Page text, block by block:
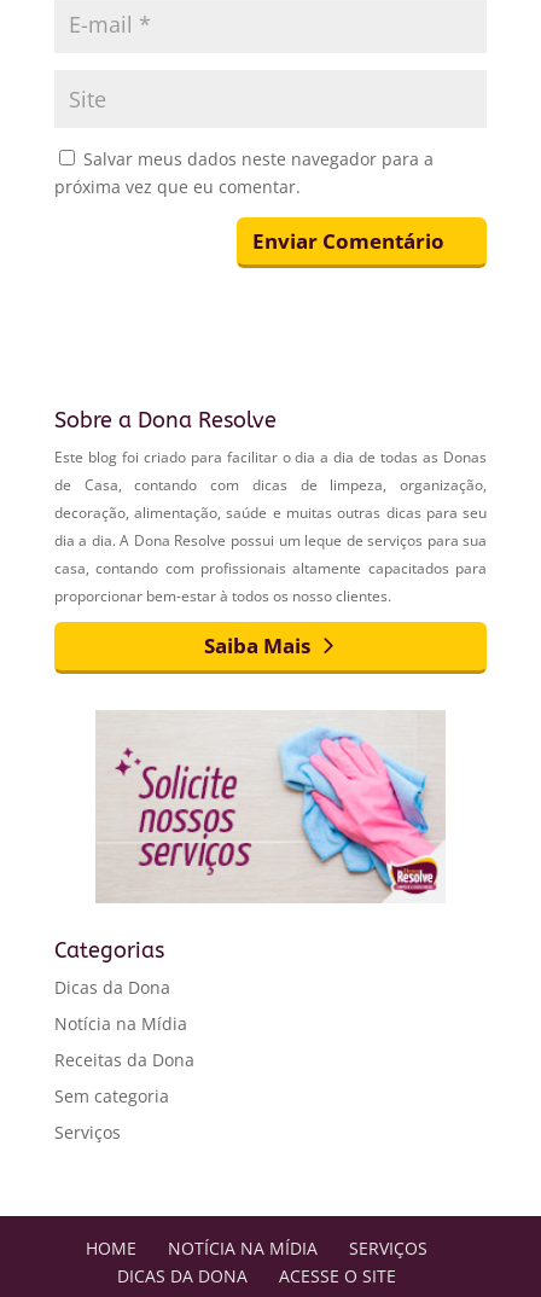
Salvar meus dados neste navegador para a
próxima vez que eu comentar.
Sobre a Dona Resolve
Este blog foi criado para facilitar o dia a dia de todas as Donas
de Casa, contando com dicas de limpeza, organização,
decoração, alimentação, saúde e muitas outras dicas para seu
dia a dia. A Dona Resolve possui um leque de serviços para sua
casa, contando com profissionais altamente capacitados para
proporcionar bem-estar à todos os nosso clientes.
Saiba Mais
Categorias
Dicas da Dona
Notícia na Mídia
Receitas da Dona
Sem categoria
Serviços
HOME NOTÍCIA NA MÍDIA
SERVIÇOS
DICAS DA DONA
ACESSE O SITE